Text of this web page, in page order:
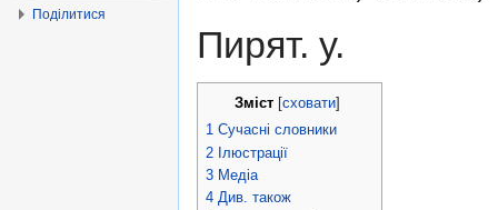
Пирят. у.
Зміст сховати
1 Сучасні словники
2 Ілюстрації
3 Медіа
4 Див. також
Поділитися